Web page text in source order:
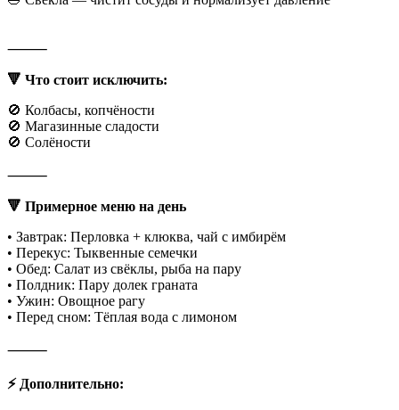
⸻
🔻 Что стоит исключить:
🚫 Колбасы, копчёности
🚫 Магазинные сладости
🚫 Солёности
⸻
🔻 Примерное меню на день
• Завтрак: Перловка + клюква, чай с имбирём
• Перекус: Тыквенные семечки
• Обед: Салат из свёклы, рыба на пару
• Полдник: Пару долек граната
• Ужин: Овощное рагу
• Перед сном: Тёплая вода с лимоном
⸻
⚡ Дополнительно: